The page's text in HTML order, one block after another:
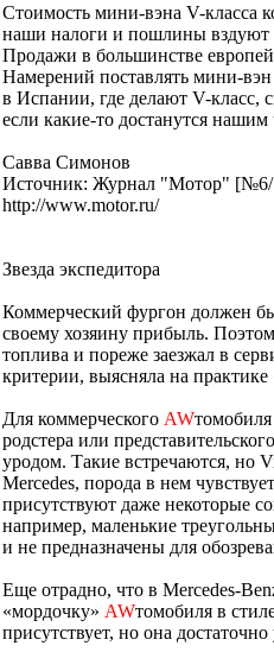
Стоимость мини-вэна V-класса
наши налоги и пошлины вздуют
Продажи в большинстве
Намерений поставлять мини-
в Испании, где делают V-класс,
если какие-то достанутся
Савва Симонов
Источник: Журнал "Мотор" [№6/
http://www.motor.ru/
Звезда экспедитора
Коммерческий фургон должен
своему хозяину прибыль.
топлива и пореже заезжал в
критерии, выясняла на практике
Для коммерческого AWтомобиля
родстера или
уродом. Такие встречаются, но
Mercedes, порода в нем
присутствуют даже некоторые
например, маленькие
и не предназначены для
Еще отрадно, что в Mercedes-
«мордочку» AWтомобиля в
присутствует, но она